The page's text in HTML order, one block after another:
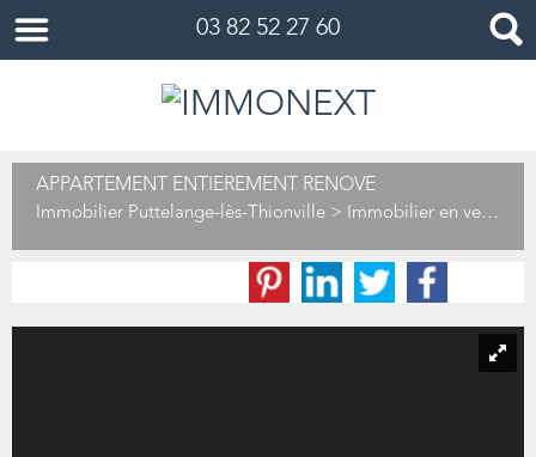
03 82 52 27 60
APPARTEMENT ENTIÉREMENT RENOVÉ
Immobilier Puttelange-lès-Thionville > Immobilier en vente Puttelange-lès-Thionville